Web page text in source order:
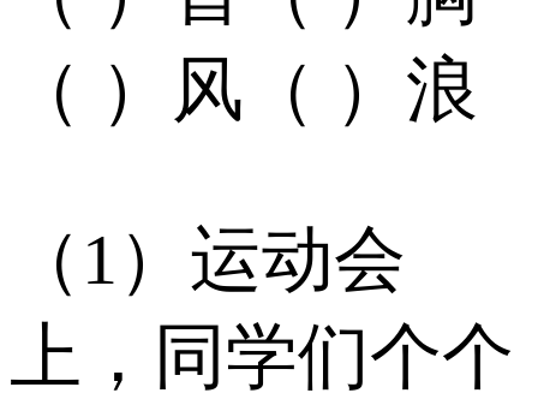
（ ）风（ ）浪
（1）运动会
上，同学们个个